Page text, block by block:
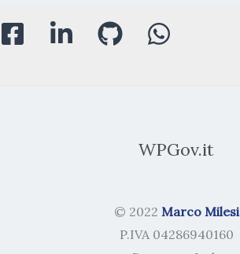
WPGov.it
© 2022 Marco Milesi
P.IVA 04286940160